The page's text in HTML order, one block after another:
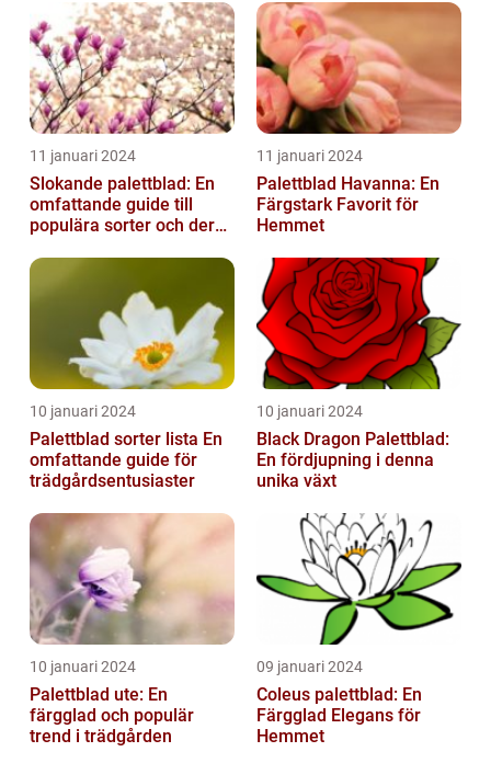
överlevnad och tillväxt...
11 januari 2024
Slokande palettblad: En
omfattande guide till
populära sorter och deras
11 januari 2024
Palettblad Havanna: En
Färgstark Favorit för
Hemmet
10 januari 2024
Palettblad sorter lista En
omfattande guide för
trädgårdsentusiaster
10 januari 2024
Black Dragon Palettblad:
En fördjupning i denna
unika växt
10 januari 2024
Palettblad ute: En
färgglad och populär
trend i trädgården
09 januari 2024
Coleus palettblad: En
Färgglad Elegans för
Hemmet